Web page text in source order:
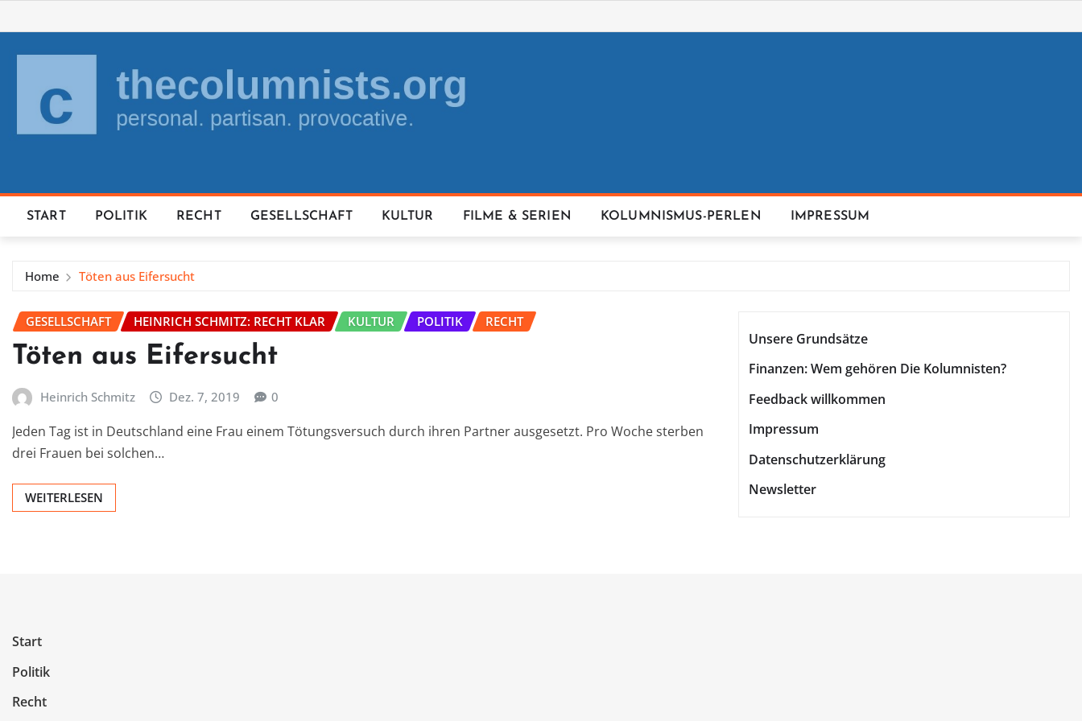
to
content
START POLITIK RECHT GESELLSCHAFT KULTUR FILME & SERIEN KOLUMNISMUS-PERLEN IMPRESSUM
Home Töten aus Eifersucht
GESELLSCHAFT HEINRICH SCHMITZ: RECHT KLAR KULTUR POLITIK RECHT
Töten aus Eifersucht
Heinrich Schmitz Dez. 7, 2019 0
Jeden Tag ist in Deutschland eine Frau einem Tötungsversuch durch ihren Partner ausgesetzt. Pro Woche sterben
drei Frauen bei solchen…
WEITERLESEN
Unsere Grundsätze
Finanzen: Wem gehören Die Kolumnisten?
Feedback willkommen
Impressum
Datenschutzerklärung
Newsletter
Start
Politik
Recht